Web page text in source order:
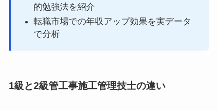
的勉強法を紹介
転職市場での年収アップ効果を実データ
で分析
1級と2級管工事施工管理技士の違い